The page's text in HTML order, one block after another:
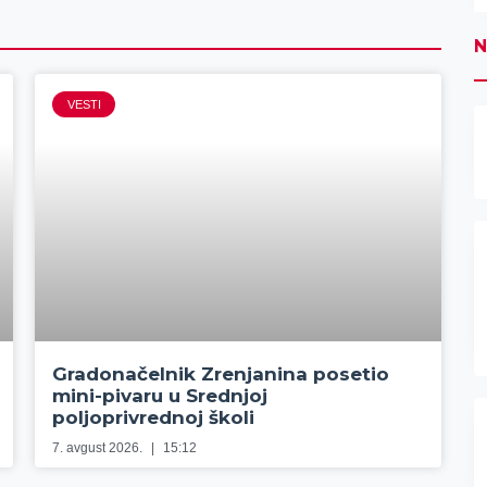
VESTI
Gradonačelnik Zrenjanina posetio
mini-pivaru u Srednjoj
poljoprivrednoj školi
7. avgust 2026. 15:12